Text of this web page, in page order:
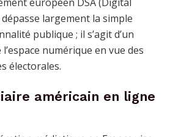
dépasse largement la simple
publique ; il s’agit d’un
numérique en vue des
électorales.
américain en ligne